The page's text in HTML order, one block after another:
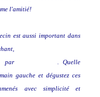
l'amitié!
est aussi important dans
par
. Quelle
gauche et dégustez ces
avec simplicité et